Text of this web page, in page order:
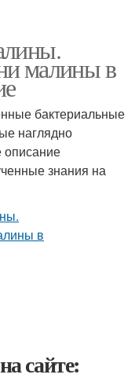
малины в
бактериальные
наглядно
описание
знания на
сайте: